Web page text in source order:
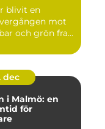
blivit en
mot
och grön fra...
dec
i Malmö: en
för